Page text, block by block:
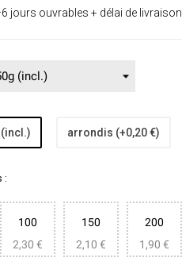
jours ouvrables + délai de livraison
arrondis (+0,20 €)
:
100
2,30 €
150
2,10 €
200
1,90 €